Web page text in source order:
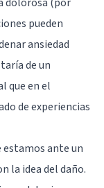
pueden
ansiedad
de un
que en el
de experiencias
estamos ante un
la idea del daño.